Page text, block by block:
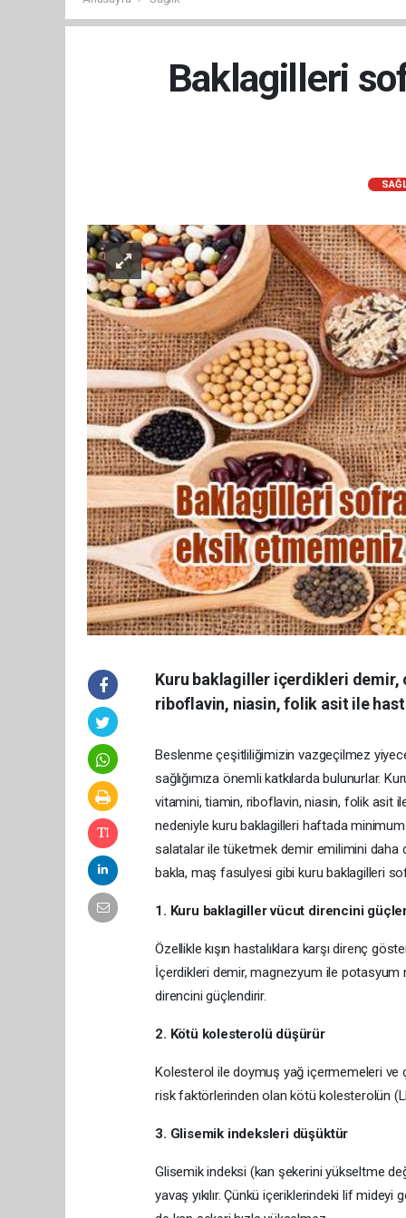
Baklagilleri
Kuru baklagiller içerdikleri demir,
riboflavin, niasin, folik asit ile
Beslenme çeşitliliğimizin vazgeçilmez
sağlığımıza önemli katkılarda bulunurlar.
vitamini, tiamin, riboflavin, niasin, folik asit
nedeniyle kuru baklagilleri haftada
salatalar ile tüketmek demir emilimini daha
bakla, maş fasulyesi gibi kuru baklagilleri
1. Kuru baklagiller vücut direncini
Özellikle kışın hastalıklara karşı direnç
İçerdikleri demir, magnezyum ile
direncini güçlendirir.
2. Kötü kolesterolü düşürür
Kolesterol ile doymuş yağ içermemeleri ve
risk faktörlerinden olan kötü kolesterolün
3. Glisemik indeksleri düşüktür
Glisemik indeksi (kan şekerini yükseltme
yavaş yıkılır. Çünkü içeriklerindeki lif mideyi